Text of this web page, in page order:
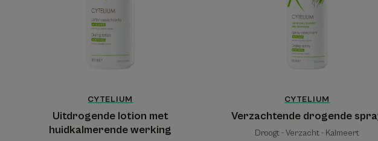
CYTELIUM
Uitdrogende lotion met
huidkalmerende werking
CYTELIUM
Verzachtende drogende
Droogt - Verzacht - Kalmeert